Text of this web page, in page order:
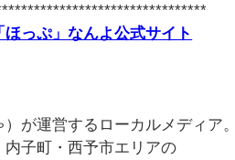
っぷ」なんよ公式サイト
が運営するローカルメディア。
内子町・西予市エリアの